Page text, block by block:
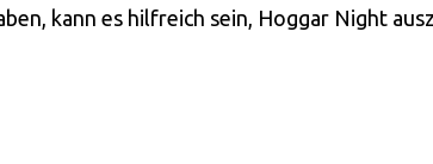
kann es hilfreich sein, Hoggar Night